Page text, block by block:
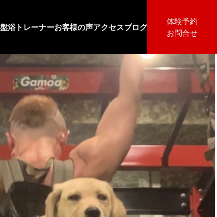
浴 トレーナーお客様の声アクセスブログ
体験予約
お問合せ